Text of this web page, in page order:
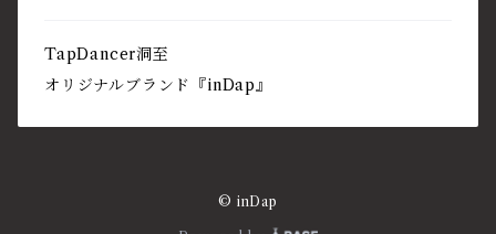
TapDancer洞至
オリジナルブランド『inDap』
© inDap